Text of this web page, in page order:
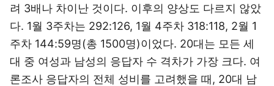
려 3배나 차이난 것이다. 이후의 양상도 다르지 않았
다. 1월 3주차는 292:126, 1월 4주차 318:118, 2월 1
주차 144:59명(총 1500명)이었다. 20대는 모든 세
대 중 여성과 남성의 응답자 수 격차가 가장 크다. 여
론조사 응답자의 전체 성비를 고려했을 때, 20대 남